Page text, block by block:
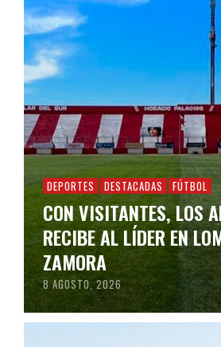
DEPORTES DESTACADAS FÚTBOL
CON VISITANTES, LOS
RECIBE AL LÍDER EN
ZAMORA
8 AGOSTO, 2026